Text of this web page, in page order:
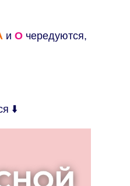
и О чередуются,
⬇️